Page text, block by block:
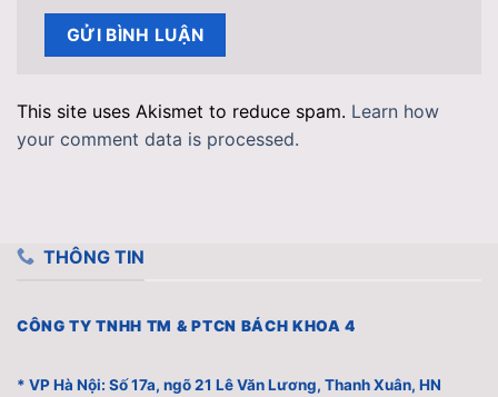
This site uses Akismet to reduce spam. Learn how
your comment data is processed.
THÔNG TIN
CÔNG TY TNHH TM & PTCN BÁCH KHOA 4
* VP Hà Nội: Số 17a, ngõ 21 Lê Văn Lương, Thanh Xuân, HN